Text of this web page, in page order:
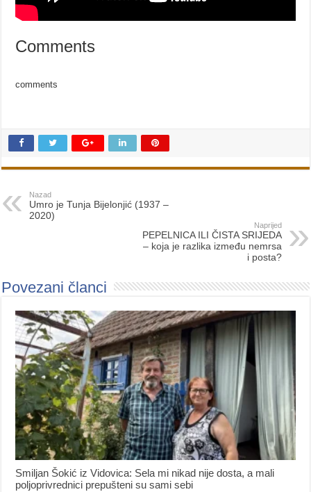
Comments
comments
Nazad
Umro je Tunja Bijelonjić (1937 –
2020)
Naprijed
PEPELNICA ILI ČISTA SRIJEDA
– koja je razlika između nemrsa
i posta?
Povezani članci
Smiljan Šokić iz Vidovica: Sela mi nikad nije dosta, a mali
poljoprivrednici prepušteni su sami sebi